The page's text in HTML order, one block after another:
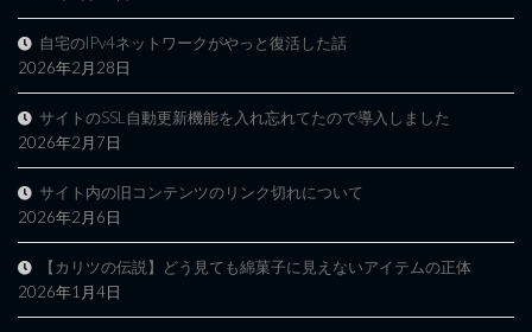
自宅のIPv4ネットワークがやっと復活した話
2026年2月28日
サイトのSSL自動更新機能を入れ忘れてたので導入しました
2026年2月7日
サイト内の旧コンテンツのリンク切れについて
2026年2月6日
【カリツの伝説】どう見ても綿菓子に見えないアイテムの正体
2026年1月4日